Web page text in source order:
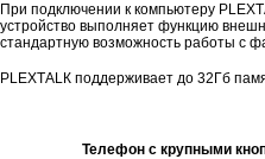
При подключении к компьютеру
устройство выполняет функцию
стандартную возможность работы с
РLЕХТАLК поддерживает до 32Гб
Телефон с крупными